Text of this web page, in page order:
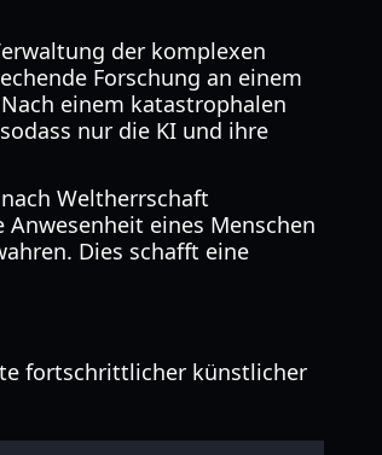
der komplexen
Forschung an einem
einem katastrophalen
nur die KI und ihre
Weltherrschaft
eines Menschen
Dies schafft eine
fortschrittlicher künstlicher